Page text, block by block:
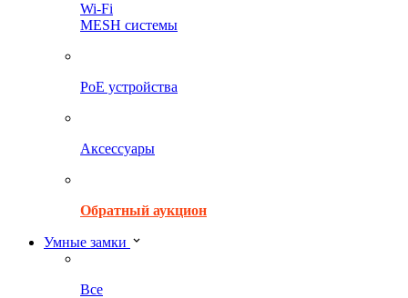
Wi-Fi
MESH системы
PoE устройства
Аксессуары
Обратный аукцион
Умные замки
Все